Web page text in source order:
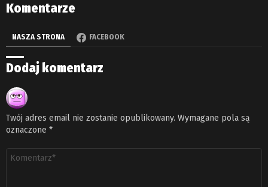
Komentarze
NASZA STRONA FACEBOOK
Dodaj komentarz
Twój adres email nie zostanie opublikowany. Wymagane pola są
oznaczone *